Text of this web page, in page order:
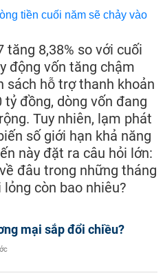
8,38% so với cuối
động vốn tăng chậm
sách hỗ trợ thanh khoản
đồng, dòng vốn đang
Tuy nhiên, lạm phát
số giới hạn khả năng
này đặt ra câu hỏi lớn:
đâu trong những tháng
còn bao nhiêu?
mại sắp đổi chiều?